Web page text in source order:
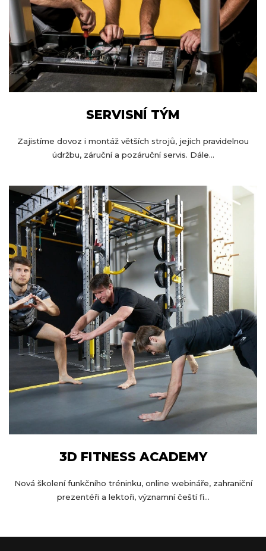
SERVISNÍ TÝM
Zajistíme dovoz i montáž větších strojů, jejich pravidelnou
údržbu, záruční a pozáruční servis. Dále...
3D FITNESS ACADEMY
Nová školení funkčního tréninku, online webináře, zahraniční
prezentéři a lektoři, významní čeští fi...
Z